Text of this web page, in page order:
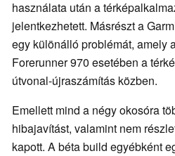
használata után a
jelentkezhetett. Másrészt a
egy különálló problémát, amely
Forerunner 970 esetében a
útvonal-újraszámítás közben.
Emellett mind a négy okosóra
hibajavítást, valamint nem
kapott. A béta build egyébként